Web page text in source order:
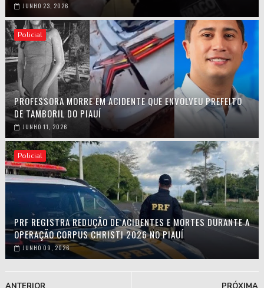
JUNHO 23, 2026
Policial
PROFESSORA MORRE EM ACIDENTE QUE ENVOLVEU PREFEITO
DE TAMBORIL DO PIAUÍ
JUNHO 11, 2026
Policial
PRF REGISTRA REDUÇÃO DE ACIDENTES E MORTES DURANTE A
OPERAÇÃO CORPUS CHRISTI 2026 NO PIAUÍ
JUNHO 09, 2026